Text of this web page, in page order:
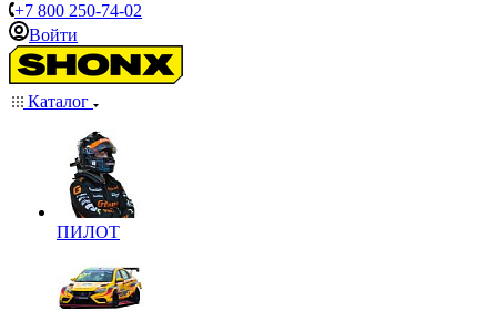
+7 800 250-74-02
Войти
Каталог
ПИЛОТ